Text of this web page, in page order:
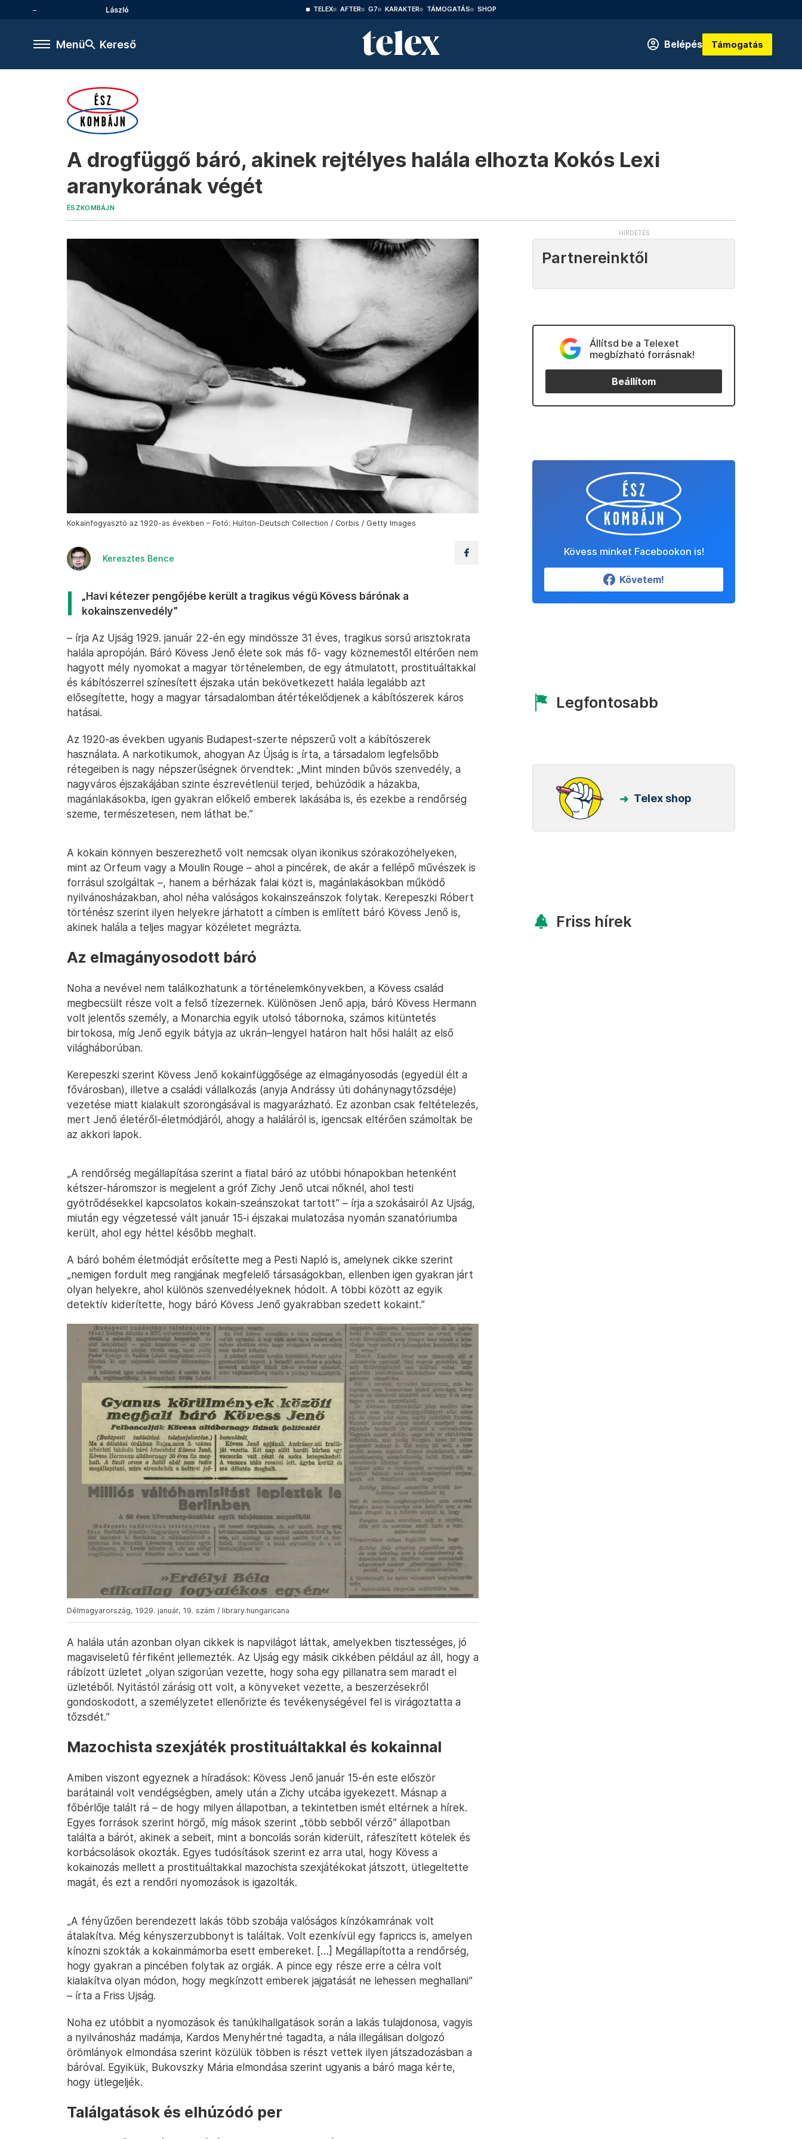
László TELEX AFTER G7 KARAKTER TÁMOGATÁS SHOP
Menü Kereső Belépés Támogatás
A drogfüggő báró, akinek rejtélyes halála elhozta Kokós Lexi
aranykorának végét
ÉSZKOMBÁJN
Kokainfogyasztó az 1920-as években – Fotó: Hulton-Deutsch Collection / Corbis / Getty Images
Keresztes Bence
„Havi kétezer pengőjébe került a tragikus végü Kövess bárónak a
kokainszenvedély”
– írja Az Ujság 1929. január 22-én egy mindössze 31 éves, tragikus sorsú arisztokrata
halála apropóján. Báró Kövess Jenő élete sok más fő- vagy köznemestől eltérően nem
hagyott mély nyomokat a magyar történelemben, de egy átmulatott, prostituáltakkal
és kábítószerrel színesített éjszaka után bekövetkezett halála legalább azt
elősegítette, hogy a magyar társadalomban átértékelődjenek a kábítószerek káros
hatásai.
Az 1920-as években ugyanis Budapest-szerte népszerű volt a kábítószerek
használata. A narkotikumok, ahogyan Az Újság is írta, a társadalom legfelsőbb
rétegeiben is nagy népszerűségnek örvendtek: „Mint minden bűvös szenvedély, a
nagyváros éjszakájában szinte észrevétlenül terjed, behúzódik a házakba,
magánlakásokba, igen gyakran előkelő emberek lakásába is, és ezekbe a rendőrség
szeme, természetesen, nem láthat be.”
A kokain könnyen beszerezhető volt nemcsak olyan ikonikus szórakozóhelyeken,
mint az Orfeum vagy a Moulin Rouge – ahol a pincérek, de akár a fellépő művészek is
forrásul szolgáltak –, hanem a bérházak falai közt is, magánlakásokban működő
nyilvánosházakban, ahol néha valóságos kokainszeánszok folytak. Kerepeszki Róbert
történész szerint ilyen helyekre járhatott a címben is említett báró Kövess Jenő is,
akinek halála a teljes magyar közéletet megrázta.
Az elmagányosodott báró
Noha a nevével nem találkozhatunk a történelemkönyvekben, a Kövess család
megbecsült része volt a felső tízezernek. Különösen Jenő apja, báró Kövess Hermann
volt jelentős személy, a Monarchia egyik utolsó tábornoka, számos kitüntetés
birtokosa, míg Jenő egyik bátyja az ukrán–lengyel határon halt hősi halált az első
világháborúban.
Kerepeszki szerint Kövess Jenő kokainfüggősége az elmagányosodás (egyedül élt a
fővárosban), illetve a családi vállalkozás (anyja Andrássy úti dohánynagytőzsdéje)
vezetése miatt kialakult szorongásával is magyarázható. Ez azonban csak feltételezés,
mert Jenő életéről-életmódjáról, ahogy a haláláról is, igencsak eltérően számoltak be
az akkori lapok.
„A rendőrség megállapítása szerint a fiatal báró az utóbbi hónapokban hetenként
kétszer-háromszor is megjelent a gróf Zichy Jenő utcai nőknél, ahol testi
gyötrődésekkel kapcsolatos kokain-szeánszokat tartott” – írja a szokásairól Az Ujság,
miután egy végzetessé vált január 15-i éjszakai mulatozása nyomán szanatóriumba
került, ahol egy héttel később meghalt.
A báró bohém életmódját erősítette meg a Pesti Napló is, amelynek cikke szerint
„nemigen fordult meg rangjának megfelelő társaságokban, ellenben igen gyakran járt
olyan helyekre, ahol különös szenvedélyeknek hódolt. A többi között az egyik
detektív kiderítette, hogy báró Kövess Jenő gyakrabban szedett kokaint.”
Délmagyarország, 1929. január, 19. szám / library.hungaricana
A halála után azonban olyan cikkek is napvilágot láttak, amelyekben tisztességes, jó
magaviseletű férfiként jellemezték. Az Ujság egy másik cikkében például az áll, hogy a
rábízott üzletet „olyan szigorúan vezette, hogy soha egy pillanatra sem maradt el
üzletéből. Nyitástól zárásig ott volt, a könyveket vezette, a beszerzésekről
gondoskodott, a személyzetet ellenőrizte és tevékenységével fel is virágoztatta a
tőzsdét.”
Mazochista szexjáték prostituáltakkal és kokainnal
Amiben viszont egyeznek a híradások: Kövess Jenő január 15-én este először
barátainál volt vendégségben, amely után a Zichy utcába igyekezett. Másnap a
főbérlője talált rá – de hogy milyen állapotban, a tekintetben ismét eltérnek a hírek.
Egyes források szerint hörgő, míg mások szerint „több sebből vérző” állapotban
találta a bárót, akinek a sebeit, mint a boncolás során kiderült, ráfeszített kötelek és
korbácsolások okozták. Egyes tudósítások szerint ez arra utal, hogy Kövess a
kokainozás mellett a prostituáltakkal mazochista szexjátékokat játszott, ütlegeltette
magát, és ezt a rendőri nyomozások is igazolták.
„A fényűzően berendezett lakás több szobája valóságos kínzókamrának volt
átalakítva. Még kényszerzubbonyt is találtak. Volt ezenkívül egy fapriccs is, amelyen
kínozni szokták a kokainmámorba esett embereket. […] Megállapította a rendőrség,
hogy gyakran a pincében folytak az orgiák. A pince egy része erre a célra volt
kialakítva olyan módon, hogy megkínzott emberek jajgatását ne lehessen meghallani”
– írta a Friss Ujság.
Noha ez utóbbit a nyomozások és tanúkihallgatások során a lakás tulajdonosa, vagyis
a nyilvánosház madámja, Kardos Menyhértné tagadta, a nála illegálisan dolgozó
örömlányok elmondása szerint közülük többen is részt vettek ilyen játszadozásban a
báróval. Egyikük, Bukovszky Mária elmondása szerint ugyanis a báró maga kérte,
hogy ütlegeljék.
Találgatások és elhúzódó per
Partnereinktől
Állítsd be a Telexet
megbízható forrásnak!
Beállítom
Kövess minket Facebookon is!
Követem!
Legfontosabb
Telex shop
Friss hírek